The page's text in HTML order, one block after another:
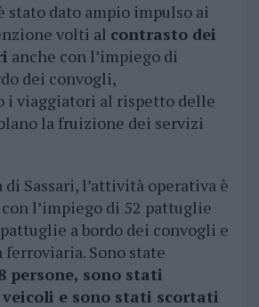
stato dato ampio impulso ai
volti al contrasto dei
anche con l’impiego di
dei convogli,
i viaggiatori al rispetto delle
la fruizione dei servizi
Sassari, l’attività operativa è
l’impiego di 52 pattuglie
a bordo dei convogli e
Sono state
persone, sono stati
e sono stati scortati